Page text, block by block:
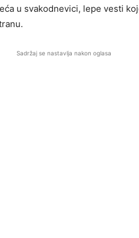
u svakodnevici, lepe vesti
Sadržaj se nastavlja nakon oglasa